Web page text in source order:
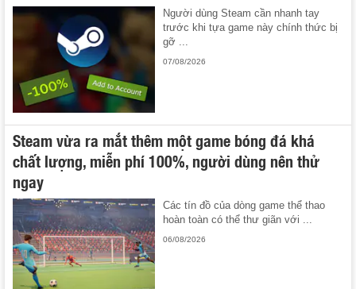
Người dùng Steam cần nhanh tay
trước khi tựa game này chính thức bị
gỡ ...
07/08/2026
Steam vừa ra mắt thêm một game bóng đá khá
chất lượng, miễn phí 100%, người dùng nên thử
ngay
Các tín đồ của dòng game thể thao
hoàn toàn có thể thư giãn với ...
06/08/2026